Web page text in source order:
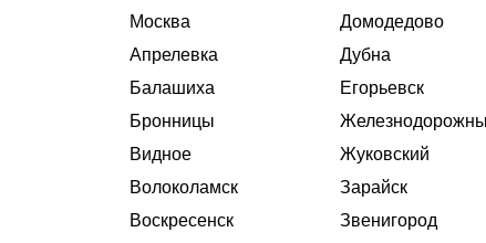
Москва
Апрелевка
Балашиха
Бронницы
Видное
Волоколамск
Воскресенск
Домодедово
Дубна
Егорьевск
Жуковский
Зарайск
Звенигород